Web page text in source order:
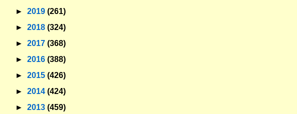
► 2019 (261)
► 2018 (324)
► 2017 (368)
► 2016 (388)
► 2015 (426)
► 2014 (424)
► 2013 (459)